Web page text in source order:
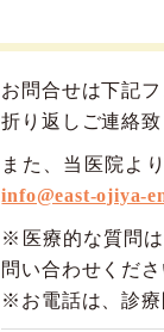
お問合せは下記
折り返しご連絡致
また、当医院よ
info@east-ojiya-
※医療的な質問は
問い合わせくださ
※お電話は、診療